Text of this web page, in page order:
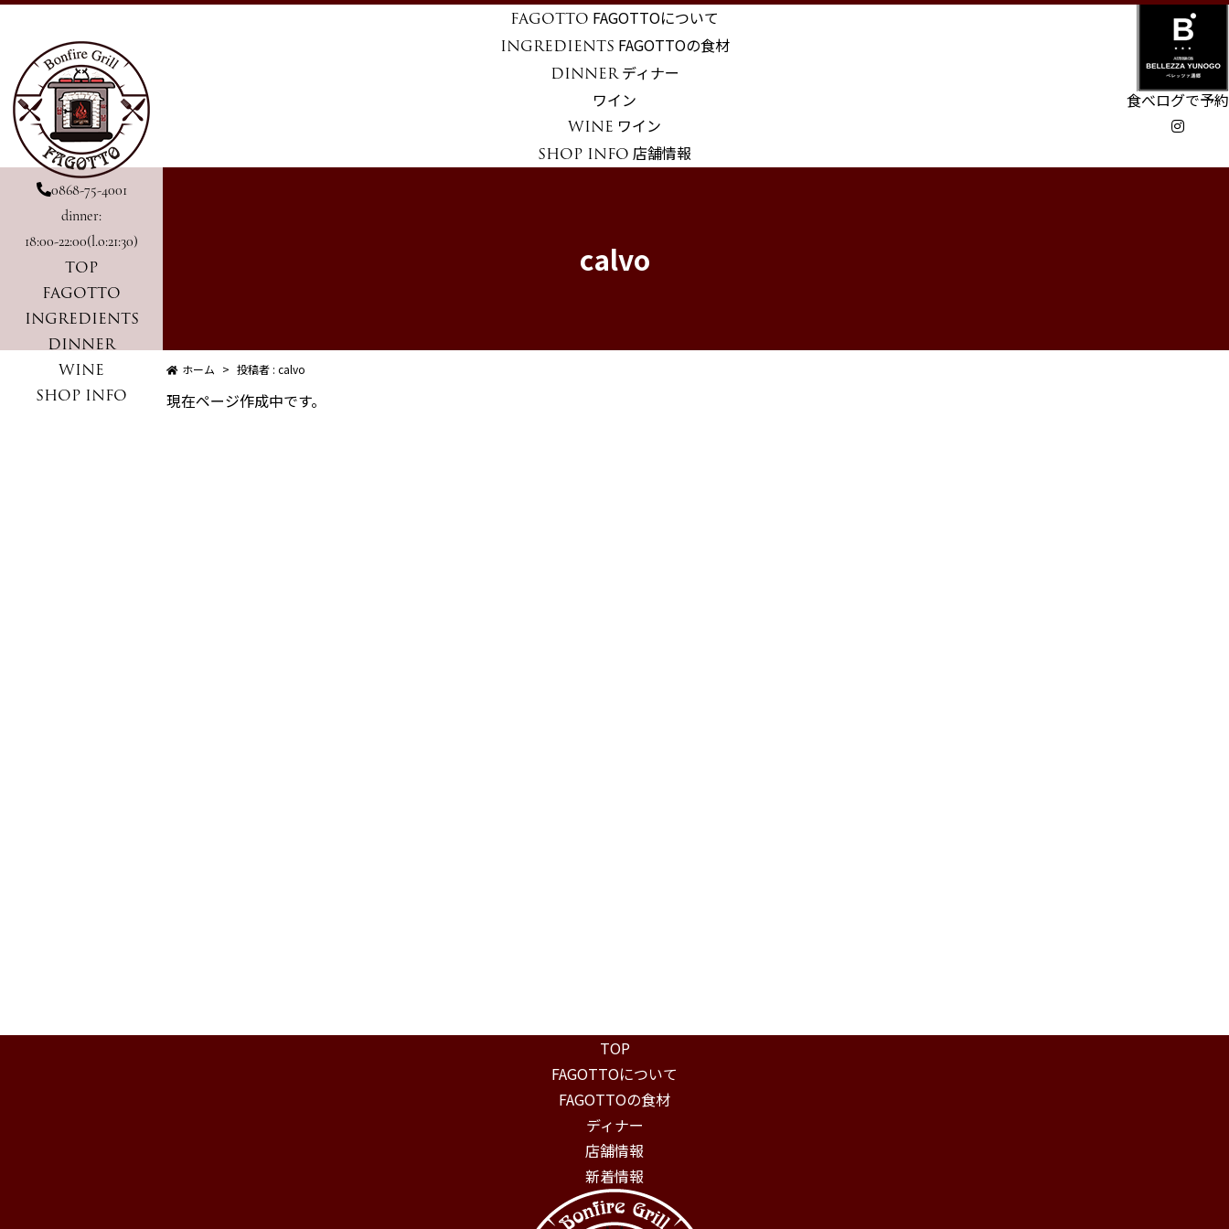
0868-75-4001
dinner:
18:00-22:00(l.o:21:30)
TOP
FAGOTTO
INGREDIENTS
DINNER
WINE
SHOP INFO
食べログで予約
FAGOTTO FAGOTTOについて
INGREDIENTS FAGOTTOの食材
DINNER ディナー
ワイン
WINE ワイン
SHOP INFO 店舗情報
calvo
ホーム 投稿者 : calvo
現在ページ作成中です。
TOP
FAGOTTOについて
FAGOTTOの食材
ディナー
店舗情報
新着情報